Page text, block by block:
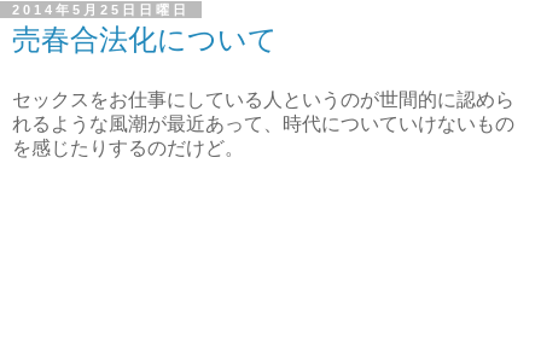
2014年5月25日日曜日
売春合法化について
セックスをお仕事にしている人というのが世間的に認めら
れるような風潮が最近あって、時代についていけないもの
を感じたりするのだけど。